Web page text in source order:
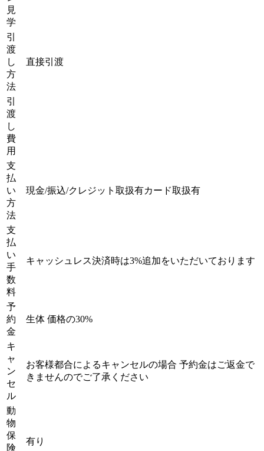
見
学
引
渡
し
方
法
直接引渡
引
渡
し
費
用
支
払
い
方
法
現金/振込/クレジット取扱有カード取扱有
支
払
い
手
数
料
キャッシュレス決済時は3%追加をいただいております
予
約
金
生体 価格の30%
キ
ャ
ン
セ
ル
お客様都合によるキャンセルの場合 予約金はご返金で
きませんのでご了承ください
動
物
保
険
有り